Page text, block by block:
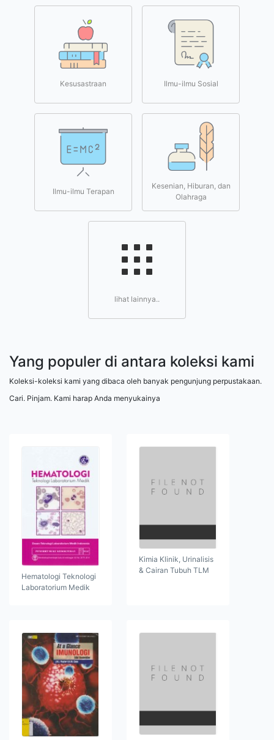
Kesusastraan Ilmu-ilmu Sosial
Ilmu-ilmu Terapan
Kesenian, Hiburan, dan
Olahraga
lihat lainnya..
Yang populer di antara koleksi kami
Koleksi-koleksi kami yang dibaca oleh banyak pengunjung perpustakaan.
Cari. Pinjam. Kami harap Anda menyukainya
Hematologi Teknologi
Laboratorium Medik
Kimia Klinik, Urinalisis
& Cairan Tubuh TLM